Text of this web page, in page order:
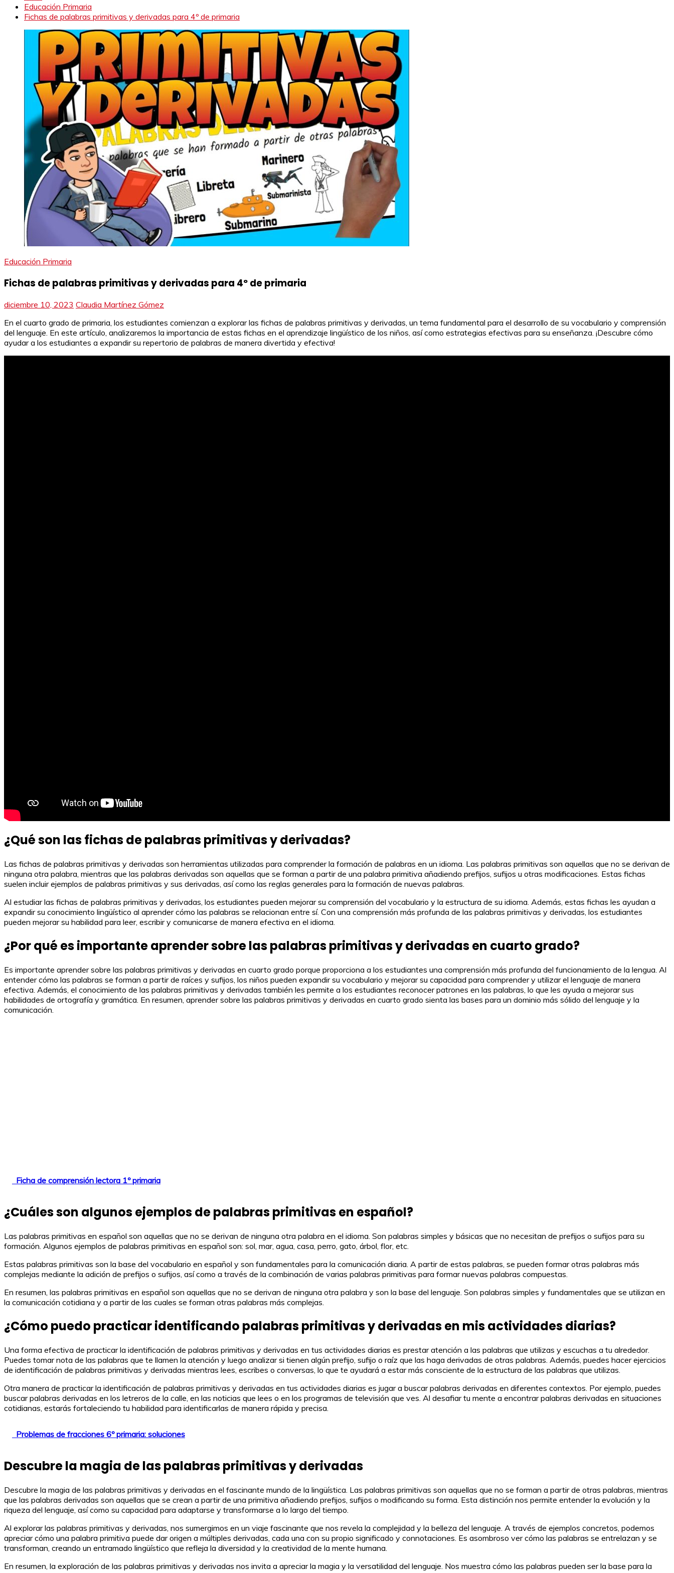
Educación Primaria
Fichas de palabras primitivas y derivadas para 4º de primaria
Educación Primaria
Fichas de palabras primitivas y derivadas para 4º de primaria
diciembre 10, 2023 Claudia Martínez Gómez
En el cuarto grado de primaria, los estudiantes comienzan a explorar las fichas de palabras primitivas y derivadas, un tema fundamental para el desarrollo de su vocabulario y comprensión
del lenguaje. En este artículo, analizaremos la importancia de estas fichas en el aprendizaje lingüístico de los niños, así como estrategias efectivas para su enseñanza. ¡Descubre cómo
ayudar a los estudiantes a expandir su repertorio de palabras de manera divertida y efectiva!
¿Qué son las fichas de palabras primitivas y derivadas?
Las fichas de palabras primitivas y derivadas son herramientas utilizadas para comprender la formación de palabras en un idioma. Las palabras primitivas son aquellas que no se derivan de
ninguna otra palabra, mientras que las palabras derivadas son aquellas que se forman a partir de una palabra primitiva añadiendo prefijos, sufijos u otras modificaciones. Estas fichas
suelen incluir ejemplos de palabras primitivas y sus derivadas, así como las reglas generales para la formación de nuevas palabras.
Al estudiar las fichas de palabras primitivas y derivadas, los estudiantes pueden mejorar su comprensión del vocabulario y la estructura de su idioma. Además, estas fichas les ayudan a
expandir su conocimiento lingüístico al aprender cómo las palabras se relacionan entre sí. Con una comprensión más profunda de las palabras primitivas y derivadas, los estudiantes
pueden mejorar su habilidad para leer, escribir y comunicarse de manera efectiva en el idioma.
¿Por qué es importante aprender sobre las palabras primitivas y derivadas en cuarto grado?
Es importante aprender sobre las palabras primitivas y derivadas en cuarto grado porque proporciona a los estudiantes una comprensión más profunda del funcionamiento de la lengua. Al
entender cómo las palabras se forman a partir de raíces y sufijos, los niños pueden expandir su vocabulario y mejorar su capacidad para comprender y utilizar el lenguaje de manera
efectiva. Además, el conocimiento de las palabras primitivas y derivadas también les permite a los estudiantes reconocer patrones en las palabras, lo que les ayuda a mejorar sus
habilidades de ortografía y gramática. En resumen, aprender sobre las palabras primitivas y derivadas en cuarto grado sienta las bases para un dominio más sólido del lenguaje y la
comunicación.
Ficha de comprensión lectora 1º primaria
¿Cuáles son algunos ejemplos de palabras primitivas en español?
Las palabras primitivas en español son aquellas que no se derivan de ninguna otra palabra en el idioma. Son palabras simples y básicas que no necesitan de prefijos o sufijos para su
formación. Algunos ejemplos de palabras primitivas en español son: sol, mar, agua, casa, perro, gato, árbol, flor, etc.
Estas palabras primitivas son la base del vocabulario en español y son fundamentales para la comunicación diaria. A partir de estas palabras, se pueden formar otras palabras más
complejas mediante la adición de prefijos o sufijos, así como a través de la combinación de varias palabras primitivas para formar nuevas palabras compuestas.
En resumen, las palabras primitivas en español son aquellas que no se derivan de ninguna otra palabra y son la base del lenguaje. Son palabras simples y fundamentales que se utilizan en
la comunicación cotidiana y a partir de las cuales se forman otras palabras más complejas.
¿Cómo puedo practicar identificando palabras primitivas y derivadas en mis actividades diarias?
Una forma efectiva de practicar la identificación de palabras primitivas y derivadas en tus actividades diarias es prestar atención a las palabras que utilizas y escuchas a tu alrededor.
Puedes tomar nota de las palabras que te llamen la atención y luego analizar si tienen algún prefijo, sufijo o raíz que las haga derivadas de otras palabras. Además, puedes hacer ejercicios
de identificación de palabras primitivas y derivadas mientras lees, escribes o conversas, lo que te ayudará a estar más consciente de la estructura de las palabras que utilizas.
Otra manera de practicar la identificación de palabras primitivas y derivadas en tus actividades diarias es jugar a buscar palabras derivadas en diferentes contextos. Por ejemplo, puedes
buscar palabras derivadas en los letreros de la calle, en las noticias que lees o en los programas de televisión que ves. Al desafiar tu mente a encontrar palabras derivadas en situaciones
cotidianas, estarás fortaleciendo tu habilidad para identificarlas de manera rápida y precisa.
Problemas de fracciones 6º primaria: soluciones
Descubre la magia de las palabras primitivas y derivadas
Descubre la magia de las palabras primitivas y derivadas en el fascinante mundo de la lingüística. Las palabras primitivas son aquellas que no se forman a partir de otras palabras, mientras
que las palabras derivadas son aquellas que se crean a partir de una primitiva añadiendo prefijos, sufijos o modificando su forma. Esta distinción nos permite entender la evolución y la
riqueza del lenguaje, así como su capacidad para adaptarse y transformarse a lo largo del tiempo.
Al explorar las palabras primitivas y derivadas, nos sumergimos en un viaje fascinante que nos revela la complejidad y la belleza del lenguaje. A través de ejemplos concretos, podemos
apreciar cómo una palabra primitiva puede dar origen a múltiples derivadas, cada una con su propio significado y connotaciones. Es asombroso ver cómo las palabras se entrelazan y se
transforman, creando un entramado lingüístico que refleja la diversidad y la creatividad de la mente humana.
En resumen, la exploración de las palabras primitivas y derivadas nos invita a apreciar la magia y la versatilidad del lenguaje. Nos muestra cómo las palabras pueden ser la base para la